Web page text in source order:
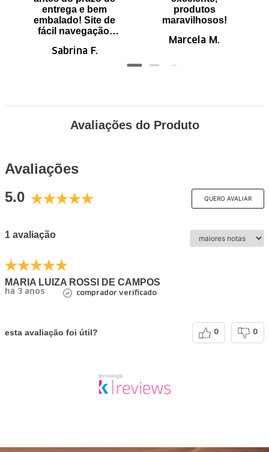
entrega e bem
embalado! Site de
fácil navegação.
Sabrina F.
produtos
maravilhosos!
Marcela M.
Avaliações do Produto
Avaliações
5.0
QUERO AVALIAR
1 avaliação
MARIA LUIZA ROSSI DE CAMPOS
há 3 anos comprador verificado
esta avaliação foi útil? 0 0